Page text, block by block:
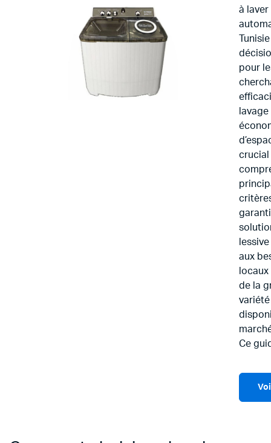
à laver
pour
lavage
crucial
aux
de la
variété
Ce